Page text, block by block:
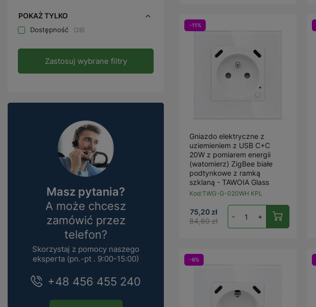
POKAŻ TYLKO
Dostępność 28
Zastosuj wybrane filtry
Masz pytania?
A może chcesz
zamówić przez
telefon?
Skorzystaj z pomocy naszego
eksperta (pn.-pt . 9:00-15:00)
+48 456 455 240
-11%
Gniazdo elektryczne z
uziemieniem z USB C+C
20W z pomiarem energii
(watomierz) ZigBee białe
podtynkowe z ramką
szklaną - TAWOIA Glass
Kod:TWG-G-020WH KPL
84,60 zł
75,20 zł
- +
-6%